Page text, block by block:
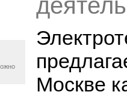
Москве